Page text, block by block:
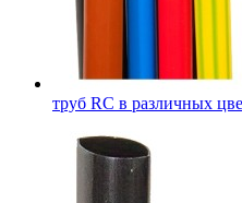
труб RC в различных